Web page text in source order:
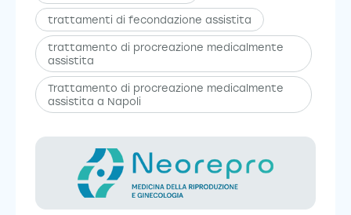
trattamenti di fecondazione assistita
trattamento di procreazione medicalmente
assistita
Trattamento di procreazione medicalmente
assistita a Napoli